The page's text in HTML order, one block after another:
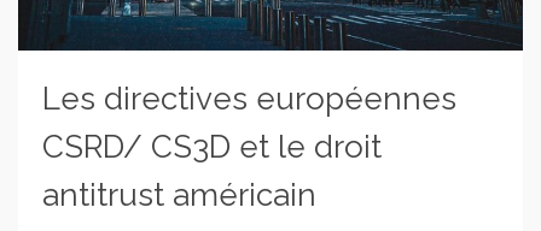
Les directives européennes
CSRD/ CS3D et le droit
antitrust américain